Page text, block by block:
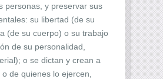
personas, y preservar sus
su libertad (de su
(de su cuerpo) o su trabajo
de su personalidad,
o se dictan y crean a
de quienes lo ejercen,